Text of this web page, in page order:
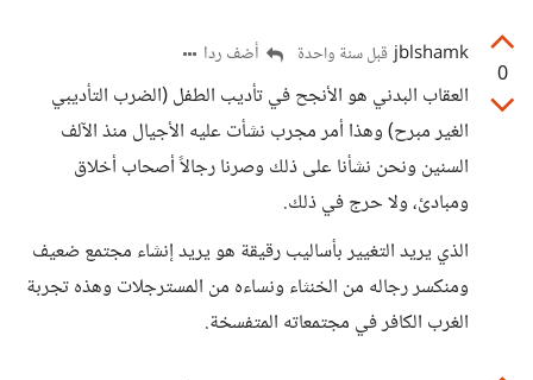
0
jblshamk قبل سنة واحدة أضف ردا
العقاب البدني هو الأنجح في تأديب الطفل (الضرب التأديبي
الغير مبرح) وهذا أمر مجرب نشأت عليه الأجيال منذ الآلف
السنين ونحن نشأنا على ذلك وصرنا رجالاً أصحاب أخلاق
ومبادئ، ولا حرج في ذلك.
الذي يريد التغيير بأساليب رقيقة هو يريد إنشاء مجتمع ضعيف
ومنكسر رجاله من الخنثاء ونساءه من المسترجلات وهذه تجربة
الغرب الكافر في مجتمعاته المتفسخة.